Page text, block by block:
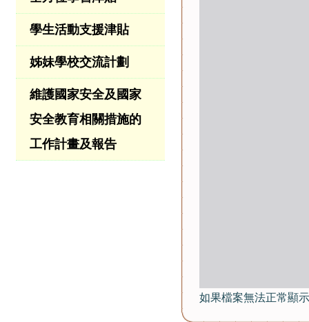
學生活動支援津貼
姊妹學校交流計劃
維護國家安全及國家
安全教育相關措施的
工作計畫及報告
如果檔案無法正常顯